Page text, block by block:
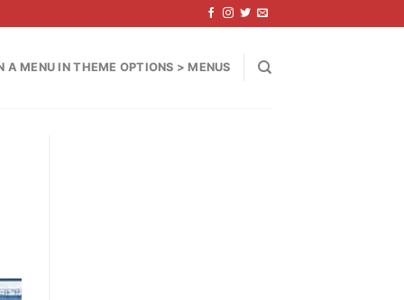
A MENU IN THEME OPTIONS > MENUS